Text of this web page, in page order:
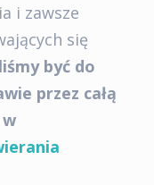
i zawsze
się
być do
przez całą